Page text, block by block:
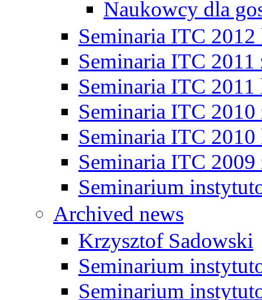
Naukowcy dla
Seminaria ITC 2012
Seminaria ITC 2011
Seminaria ITC 2011
Seminaria ITC 2010
Seminaria ITC 2010
Seminaria ITC 2009
Seminarium
Archived news
Krzysztof Sadowski
Seminarium
Seminarium